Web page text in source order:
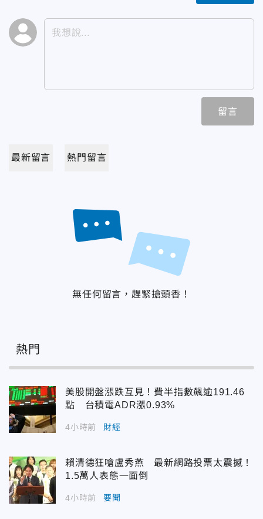
留言
最新留言 熱門留言
無任何留言，趕緊搶頭香！
熱門
美股開盤漲跌互見！費半指數飆逾191.46
點 台積電ADR漲0.93%
4小時前 財經
賴清德狂嗆盧秀燕 最新網路投票太震撼！
1.5萬人表態一面倒
4小時前 要聞